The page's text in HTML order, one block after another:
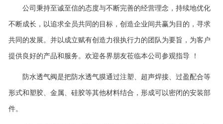
公司秉持至诚至信的态度与不断完善的经营理念，持续地优化
不断成长，以追求全员共同的目标，创造企业间共赢为目的，寻求
共同的发展。并以成立赋有创造力很执行力的团队为要旨，为客户
提供良好的产品和服务。欢迎各界朋友莅临本公司参观指导 ！
防水透气阀是把防水透气膜通过注塑、超声焊接、过盈配合等
形式和塑胶、金属、硅胶等其他材料结合，形成可以密闭的安装部
件。